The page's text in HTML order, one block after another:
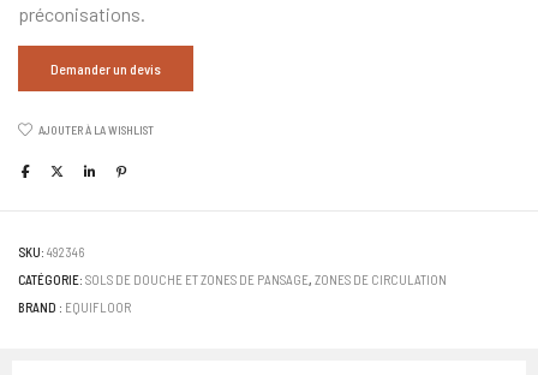
préconisations.
Demander un devis
AJOUTER À LA WISHLIST
SKU: 492346
CATÉGORIE: SOLS DE DOUCHE ET ZONES DE PANSAGE, ZONES DE CIRCULATION
BRAND : EQUIFLOOR